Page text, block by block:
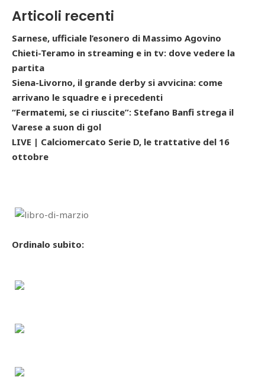
Articoli recenti
Sarnese, ufficiale l’esonero di Massimo Agovino
Chieti-Teramo in streaming e in tv: dove vedere la
partita
Siena-Livorno, il grande derby si avvicina: come
arrivano le squadre e i precedenti
“Fermatemi, se ci riuscite”: Stefano Banfi strega il
Varese a suon di gol
LIVE | Calciomercato Serie D, le trattative del 16
ottobre
Ordinalo subito: